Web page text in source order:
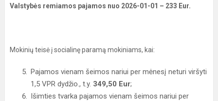
Valstybės remiamos pajamos nuo 2026-01-01 – 233 Eur.
Mokinių teisė į socialinę paramą mokiniams, kai:
Pajamos vienam šeimos nariui per mėnesį neturi viršyti
1,5 VPR dydžio., t.y. 349,50 Eur;
Išimties tvarka pajamos vienam šeimos nariui per